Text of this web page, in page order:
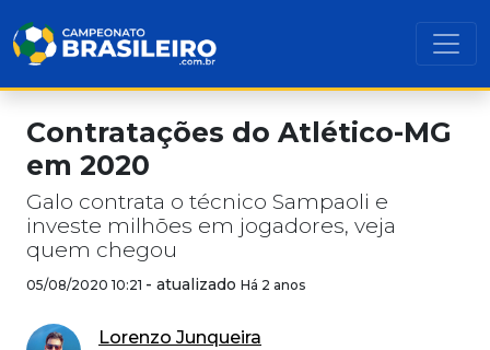
Contratações do Atlético-MG
em 2020
Galo contrata o técnico Sampaoli e
investe milhões em jogadores, veja
quem chegou
05/08/2020 10:21 - atualizado Há 2 anos
Lorenzo Junqueira